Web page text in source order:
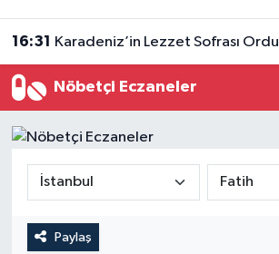
16:31 Karadeniz’in Lezzet Sofrası Ordu
Nöbetçi Eczaneler
Paylaş
Tüm Manşetler